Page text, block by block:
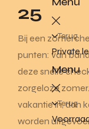
Terug
Private
Menu
Terug
25
Bij een
punten: van
deze snelle
zorgeloze
vakantie in, dan
worden